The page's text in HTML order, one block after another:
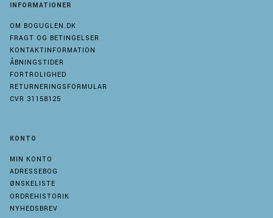
INFORMATIONER
OM BOGUGLEN.DK
FRAGT OG BETINGELSER
KONTAKTINFORMATION
ÅBNINGSTIDER
FORTROLIGHED
RETURNERINGSFORMULAR
CVR 31158125
KONTO
MIN KONTO
ADRESSEBOG
ØNSKELISTE
ORDREHISTORIK
NYHEDSBREV